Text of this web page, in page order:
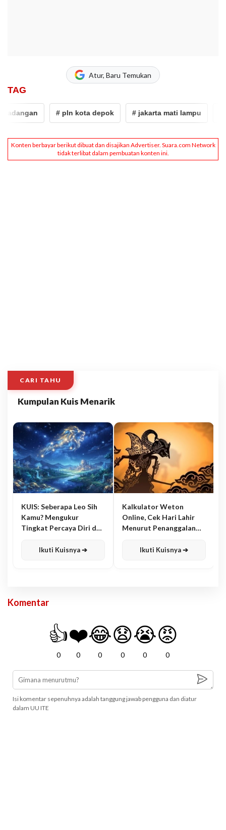
Atur, Baru Temukan
TAG
# pln kota depok # jakarta mati lampu
CARI TAHU
Kumpulan Kuis Menarik
KUIS: Seberapa Leo Sih
Kamu? Mengukur
Tingkat Percaya Diri dan
Ikuti Kuisnya ➔
Kalkulator Weton
Online, Cek Hari Lahir
Menurut Penanggalan
Ikuti Kuisnya ➔
Komentar
👍
0
❤️
0
😂
0
😧
0
😭
0
😡
0
Isi komentar sepenuhnya adalah tanggung jawab pengguna dan diatur
dalam UU ITE